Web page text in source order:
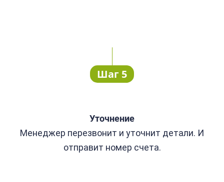
Шаг 5
Уточнение
Менеджер перезвонит и уточнит детали. И
отправит номер счета.